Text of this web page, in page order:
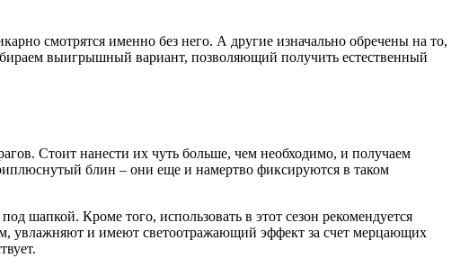
смотрятся именно без него. А другие изначально обречены на то,
выигрышный вариант, позволяющий получить естественный
Стоит нанести их чуть больше, чем необходимо, и получаем
блин – они еще и намертво фиксируются в таком
шапкой. Кроме того, использовать в этот сезон рекомендуется
увлажняют и имеют светоотражающий эффект за счет мерцающих